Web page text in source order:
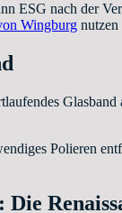
ESG nach der
Wingburg nutzen
Polieren